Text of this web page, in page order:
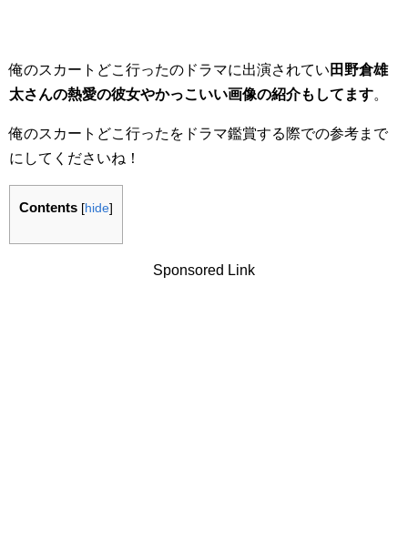
俺のスカートどこ行ったのドラマに出演されてい 田野倉雄
太さんの熱愛の彼女やかっこいい画像の紹介もしてます。
俺のスカートどこ行ったをドラマ鑑賞する際での参考まで
にしてくださいね！
Contents [hide]
Sponsored Link